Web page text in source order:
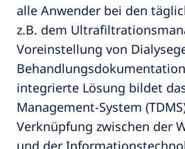
alle Anwender bei den
z.B. dem
Voreinstellung von
integrierte Lösung bildet
Management-System
Verknüpfung zwischen der
und der